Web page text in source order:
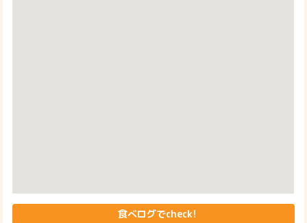
食べログでcheck!